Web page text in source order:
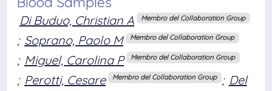
Di Buduo, Christian A Membro del Collaboration Group
; Soprano, Paolo M Membro del Collaboration Group
; Miguel, Carolina P Membro del Collaboration Group
; Perotti, Cesare Membro del Collaboration Group ; Del